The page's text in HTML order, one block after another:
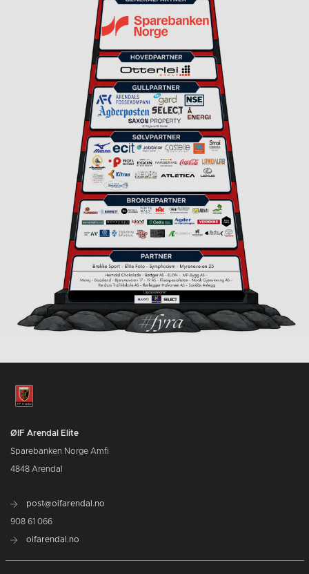
ØIF Arendal Elite
Sparebanken Norge Amfi
4848 Arendal
post@oifarendal.no
908 61 066
oifarendal.no